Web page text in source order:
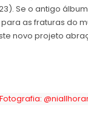
Se o antigo
as fraturas do
novo projeto